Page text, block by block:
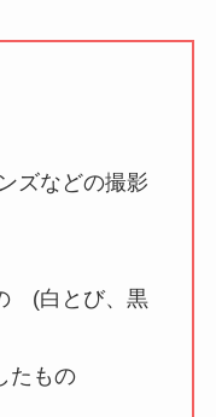
ズなどの撮影
(白とび、黒
たもの